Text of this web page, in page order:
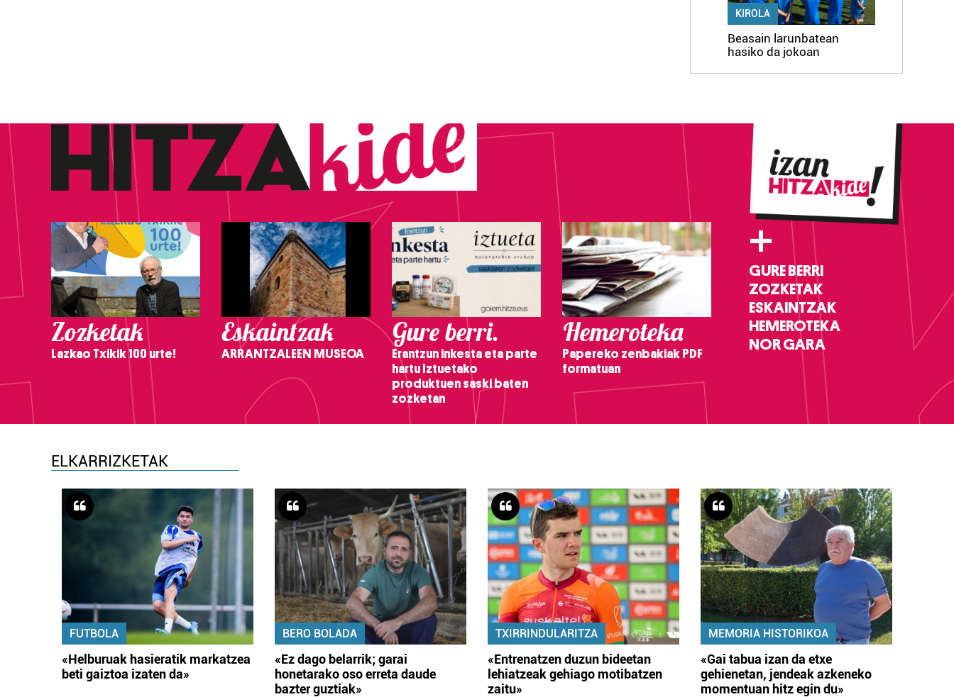
KIROLA
Beasain larunbatean
hasiko da jokoan
Zozketak
Lazkao Txikik 100 urte!
Eskaintzak
ARRANTZALEEN MUSEOA
Gure berri.
Erantzun inkesta eta parte
hartu Iztuetako
produktuen saski baten
zozketan
Hemeroteka
Papereko zenbakiak PDF
formatuan
+
GURE BERRI
ZOZKETAK
ESKAINTZAK
HEMEROTEKA
NOR GARA
ELKARRIZKETAK
FUTBOLA
«Helburuak hasieratik markatzea
beti gaiztoa izaten da»
BERO BOLADA
«Ez dago belarrik; garai
honetarako oso erreta daude
bazter guztiak»
TXIRRINDULARITZA
«Entrenatzen duzun bideetan
lehiatzeak gehiago motibatzen
zaitu»
MEMORIA HISTORIKOA
«Gai tabua izan da etxe
gehienetan, jendeak azkeneko
momentuan hitz egin du»